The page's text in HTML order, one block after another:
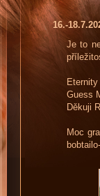
16.-
Je to
Guess
Děkuji
Moc